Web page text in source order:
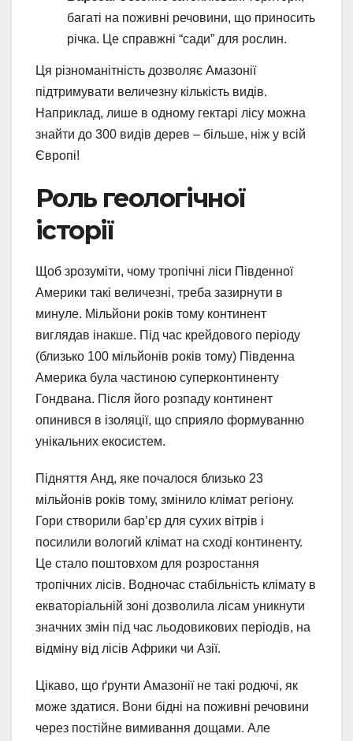
багаті на поживні речовини, що приносить
річка. Це справжні “сади” для рослин.
Ця різноманітність дозволяє Амазонії
підтримувати величезну кількість видів.
Наприклад, лише в одному гектарі лісу можна
знайти до 300 видів дерев – більше, ніж у всій
Європі!
Роль геологічної
історії
Щоб зрозуміти, чому тропічні ліси Південної
Америки такі величезні, треба зазирнути в
минуле. Мільйони років тому континент
виглядав інакше. Під час крейдового періоду
(близько 100 мільйонів років тому) Південна
Америка була частиною суперконтиненту
Гондвана. Після його розпаду континент
опинився в ізоляції, що сприяло формуванню
унікальних екосистем.
Підняття Анд, яке почалося близько 23
мільйонів років тому, змінило клімат регіону.
Гори створили бар’єр для сухих вітрів і
посилили вологий клімат на сході континенту.
Це стало поштовхом для розростання
тропічних лісів. Водночас стабільність клімату в
екваторіальній зоні дозволила лісам уникнути
значних змін під час льодовикових періодів, на
відміну від лісів Африки чи Азії.
Цікаво, що ґрунти Амазонії не такі родючі, як
може здатися. Вони бідні на поживні речовини
через постійне вимивання дощами. Але